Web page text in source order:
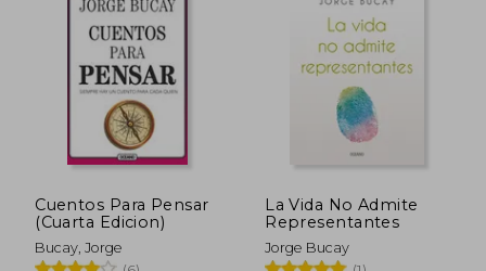
Cuentos Para Pensar
(Cuarta Edicion)
Bucay, Jorge
La Vida No Admite
Representantes
Jorge Bucay